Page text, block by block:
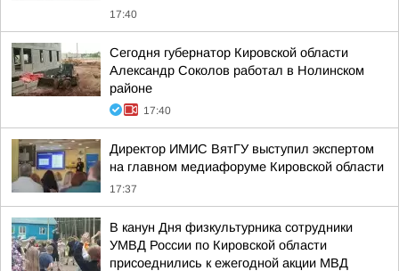
17:40
Сегодня губернатор Кировской области
Александр Соколов работал в Нолинском
районе
17:40
Директор ИМИС ВятГУ выступил экспертом
на главном медиафоруме Кировской области
17:37
В канун Дня физкультурника сотрудники
УМВД России по Кировской области
присоеднились к ежегодной акции МВД